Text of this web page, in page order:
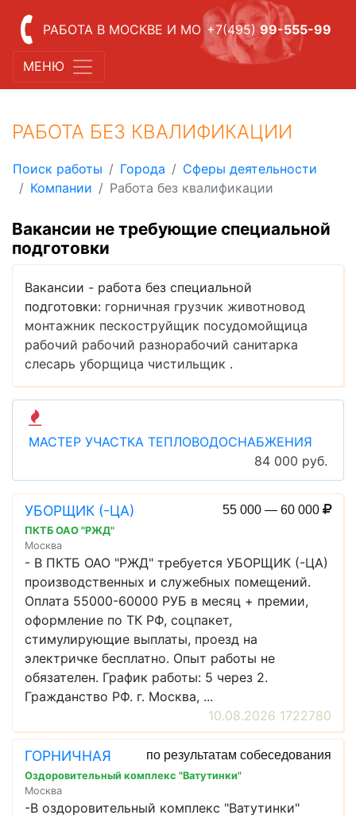
РАБОТА В МОСКВЕ И МО +7(495) 99-555-99
МЕНЮ
РАБОТА БЕЗ КВАЛИФИКАЦИИ
Поиск работы Города
Сферы деятельности
Компании
Работа без квалификации
Вакансии не требующие специальной
подготовки
Вакансии - работа без специальной
подготовки: горничная грузчик животновод
монтажник пескоструйщик посудомойщица
рабочий рабочий разнорабочий санитарка
слесарь уборщица чистильщик .
МАСТЕР УЧАСТКА ТЕПЛОВОДОСНАБЖЕНИЯ
84 000 руб.
УБОРЩИК (-ЦА) 55 000 — 60 000
ПКТБ ОАО "РЖД"
Москва
- В ПКТБ ОАО "РЖД" требуется УБОРЩИК (-ЦА)
производственных и служебных помещений.
Оплата 55000-60000 РУБ в месяц + премии,
оформление по ТК РФ, соцпакет,
стимулирующие выплаты, проезд на
электричке бесплатно. Опыт работы не
обязателен. График работы: 5 через 2.
Гражданство РФ. г. Москва, ...
10.08.2026 1722780
ГОРНИЧНАЯ по результатам собеседования
Оздоровительный комплекс "Ватутинки"
Москва
-В оздоровительный комплекс "Ватутинки"